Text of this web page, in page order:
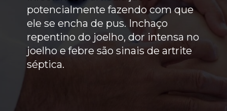
potencialmente fazendo com que
ele se encha de pus. Inchaço
repentino do joelho, dor intensa no
joelho e febre são sinais de artrite
séptica.